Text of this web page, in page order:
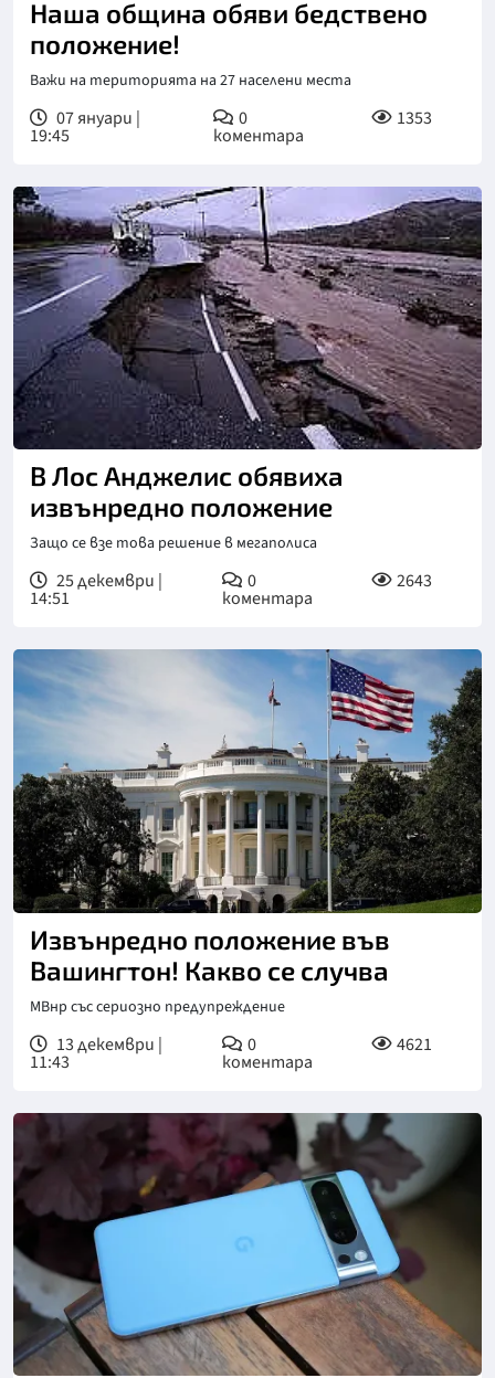
Наша община обяви бедствено
положение!
Важи на територията на 27 населени места
07 януари |
19:45
0
коментара
1353
В Лос Анджелис обявиха
извънредно положение
Защо се взе това решение в мегаполиса
25 декември |
14:51
0
коментара
2643
Извънредно положение във
Вашингтон! Какво се случва
МВнр със сериозно предупреждение
13 декември |
11:43
0
коментара
4621